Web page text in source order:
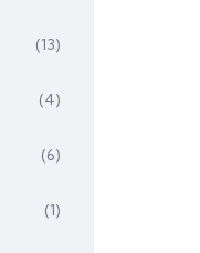
(13)
(4)
(6)
(1)